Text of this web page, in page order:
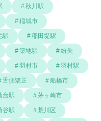
秋川駅
稲城市
駅 稲田堤駅
築地駅 紛失
羽村市 羽村駅
舌側矯正 船橋市
台駅 茅ヶ崎市
谷駅 荒川区